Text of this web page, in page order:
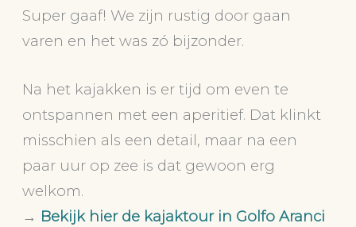
Super gaaf! We zijn rustig door gaan
varen en het was zó bijzonder.
Na het kajakken is er tijd om even te
ontspannen met een aperitief. Dat klinkt
misschien als een detail, maar na een
paar uur op zee is dat gewoon erg
welkom.
→ Bekijk hier de kajaktour in Golfo Aranci